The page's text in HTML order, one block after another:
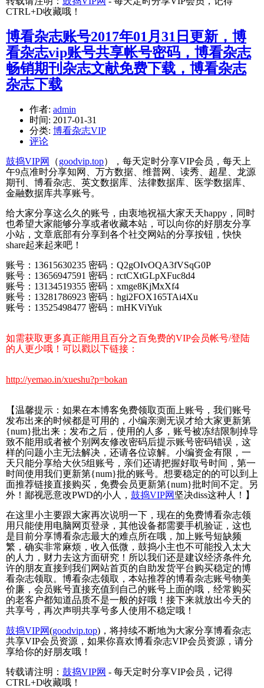
CTRL+D收藏哦！
博看杂志账号2017年01月31日更新，博
看杂志vip账号共享帐号密码，博看杂志
畅销期刊杂志文献免费下载，博看杂志
杂志下载
作者: admin
时间: 2017-01-31
分类: 博看杂志VIP
评论
鼓捣VIP网
（goodvip.top），每天定时分享VIP会员，每天上
午9点准时分享知网、万方数据、维普网、读秀、超星、龙源
期刊、博看杂志、英文数据库、法律数据库、医学数据库、
金融数据库共享账号。
给大家分享这么久的账号，由衷地祝福大家天天happy，同时
也希望大家能够分享或者收藏本站，可以向你的好朋友分享
小站，文章底部有分享到各个社交网站的分享按钮，快快
share起来起来吧！
账号：13615630235 密码：Q2gOIvOQA3fVSqG0P
账号：13656947591 密码：rctCXtGLpXFuc8d4
账号：13134519355 密码：xmge8KjMxXf4
账号：13281786923 密码：hgi2FOX165TAi4Xu
账号：13525498477 密码：mHKViYuk
如需获取更多真正能用且百分之百免费的VIP会员帐号/登陆
的人更少哦！可以戳以下链接：
http://yemao.in/xueshu?p=bokan
【温馨提示：如果在本博客免费领取页面上账号，我们账号
发布出来的时候都是可用的，小编亲测无误才给大家更新第
{num}批出来；发布之后，使用的人多，账号被冻结限制掉导
致不能用或者被个别网友修改密码后提示账号密码错误，这
样的问题小主无法解决，还请各位谅解。小编资金有限，一
天只能分享给大伙5组账号，亲们还请把握好取号时间，第一
时间使用我们更新第{num}批的账号。想要稳定的的可以到上
面推荐链接直接购买，免费会员更新第{num}批时间不定。另
外！鄙视恶意改PWD的小人， 鼓捣VIP网 坚决diss这种人！】
在这里小主要跟大家再次说明一下，现在的免费博看杂志领
用只能使用电脑网页登录，其他设备都需要手机验证，这也
是目前分享博看杂志最大的难点所在哦，加上账号短缺频
繁，确实非常麻烦，收入低微，鼓捣小主也不可能投入太大
的人力，财力去这方面研究！所以我们还是建议经济条件允
许的朋友直接到我们网站首页的自助发货平台购买稳定的博
看杂志领取。博看杂志领取，本站推荐的博看杂志账号物美
价廉，会员账号直接充值到自己的账号上面的哦，经常购买
的老客户都知道品质不是一般的好哦！接下来就放出今天的
共享号，再次声明共享号多人使用不稳定哦！
鼓捣VIP网(goodvip.top)，将持续不断地为大家分享博看杂志
共享VIP会员资源，如果你喜欢博看杂志VIP会员资源，请分
享给你的好朋友哦！
转载请注明： 鼓捣VIP网 - 每天定时分享VIP会员，记得
CTRL+D收藏哦！